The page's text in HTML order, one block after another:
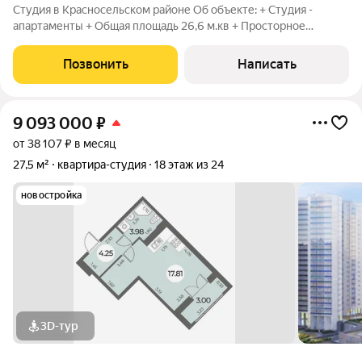
Студия в Красносельском районе Об объекте: + Студия -
апартаменты + Общая площадь 26,6 м.кв + Просторное
Инфраструктура:, + В шаговой достуности вся необходимая
инфраструктура: магазины,
Позвонить Написать
9 093 000 ₽
от 38 107 ₽ в месяц
27,5 м²
квартира-студия 18 этаж из 24
новостройка
3D-тур